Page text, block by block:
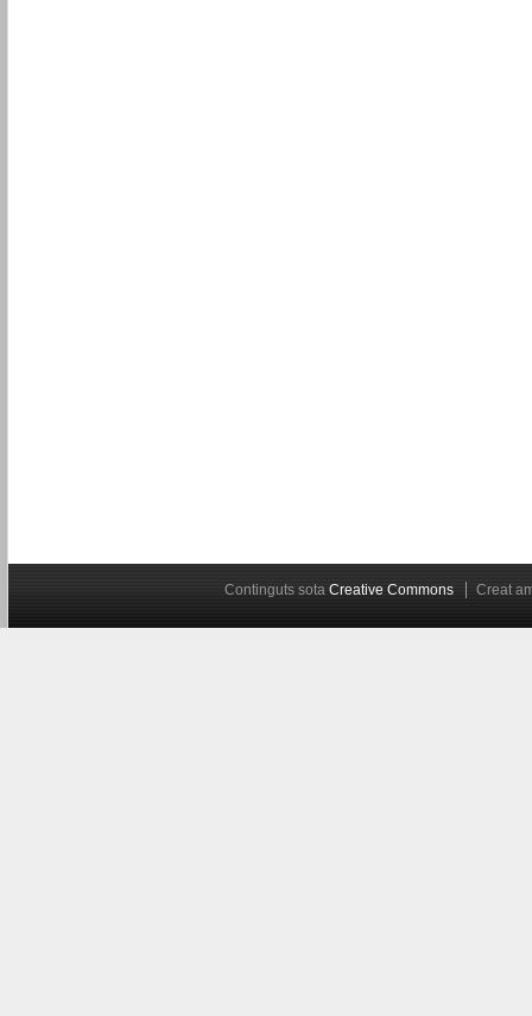
Continguts sotaCreative Commons Creat